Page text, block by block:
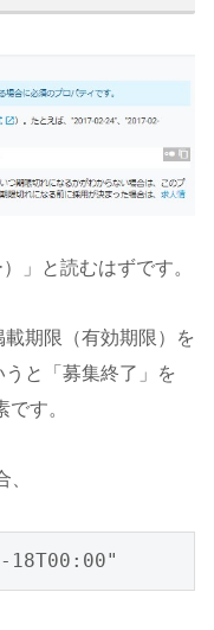
」と読むはずです。
期限（有効期限）を
と「募集終了」を
す。